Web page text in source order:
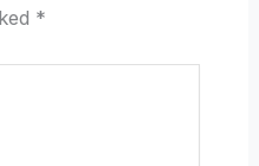
*